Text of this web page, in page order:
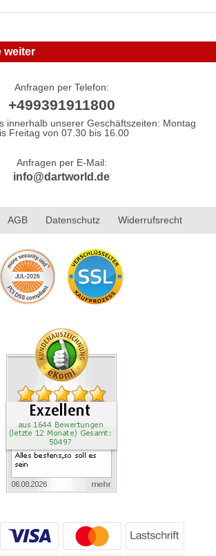
weiter
Anfragen per Telefon:
+499391911800
innerhalb unserer Geschäftszeiten: Montag
Freitag von 07.30 bis 16.00
Anfragen per E-Mail:
info@dartworld.de
AGB Datenschutz Widerrufsrecht